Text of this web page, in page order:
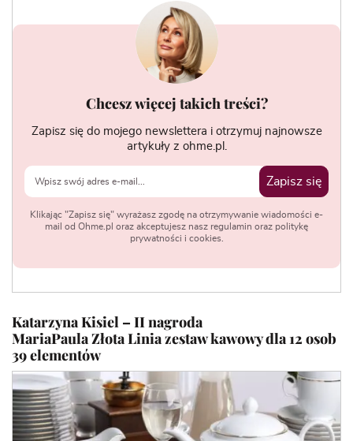
Chcesz więcej takich treści?
Zapisz się do mojego newslettera i otrzymuj najnowsze
artykuły z ohme.pl.
Zapisz się
Klikając "Zapisz się" wyrażasz zgodę na otrzymywanie wiadomości e-
mail od Ohme.pl oraz akceptujesz nasz regulamin oraz politykę
prywatności i cookies.
Katarzyna Kisiel – II nagroda
MariaPaula Złota Linia zestaw kawowy dla 12 osob
39 elementów